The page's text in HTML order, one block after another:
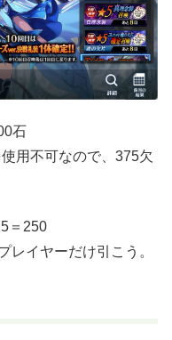
石
用不可なので、375欠
＝250
レイヤーだけ引こう。